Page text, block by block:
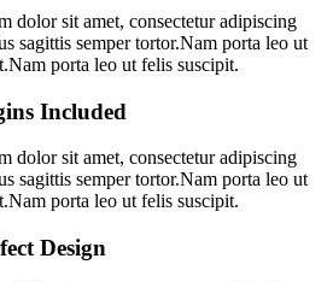
dolor sit amet, consectetur adipiscing
sagittis semper tortor.Nam porta leo ut
porta leo ut felis suscipit.
Included
dolor sit amet, consectetur adipiscing
sagittis semper tortor.Nam porta leo ut
porta leo ut felis suscipit.
Design